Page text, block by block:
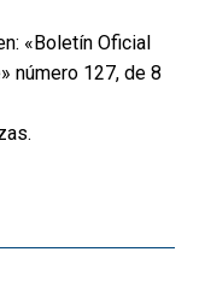
«Boletín Oficial
número 127, de 8